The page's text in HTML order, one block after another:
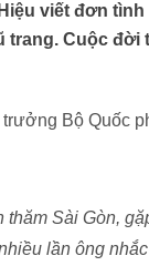
viết đơn
Cuộc đời
Bộ Quốc
Sài Gòn,
lần ông